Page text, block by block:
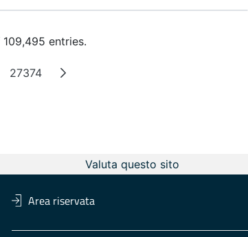
entries.
Pages
Page
27374
Valuta questo sito
Area riservata